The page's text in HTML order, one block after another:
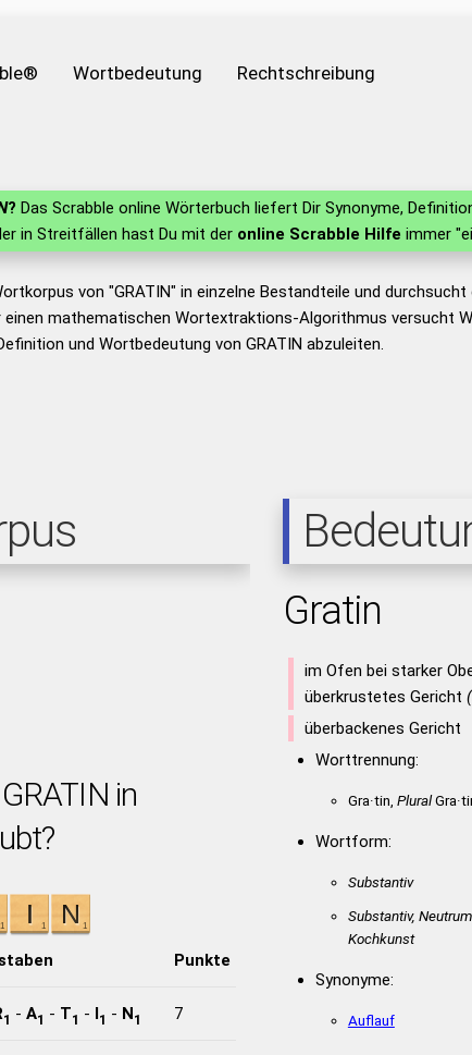
Wortbedeutung Rechtschreibung
? Das Scrabble online Wörterbuch liefert Dir Synonyme,
in Streitfällen hast Du mit der online Scrabble Hilfe immer
von "GRATIN" in einzelne Bestandteile und
einen mathematischen Wortextraktions-Algorithmus versucht
und Wortbedeutung von GRATIN abzuleiten.
in
Punkte
1 - A1 - T1 - I1 - N1 7
Gratin
im Ofen bei starker
überkrustetes Gericht
überbackenes Gericht
Worttrennung:
Gra·tin, Plural
Wortform:
Substantiv
Substantiv,
Kochkunst
Synonyme:
Auflauf